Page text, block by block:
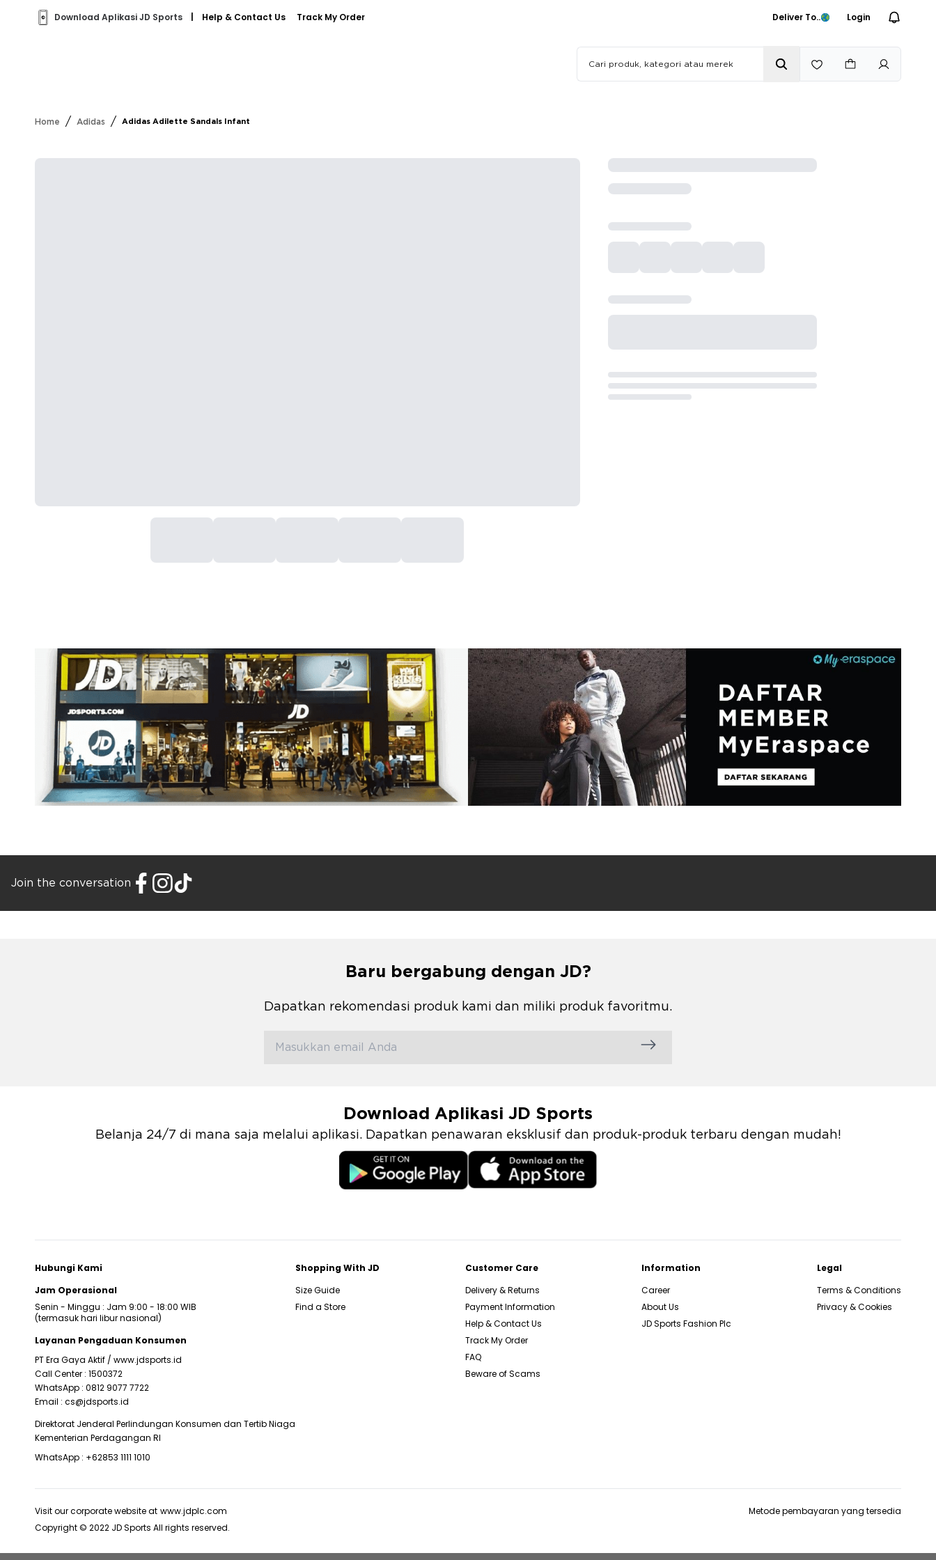
Download Aplikasi JD Sports Help & Contact Us Track My Order Deliver To.. Login
Home / Adidas / Adidas Adilette Sandals Infant
Join the conversation
Baru bergabung dengan JD?
Dapatkan rekomendasi produk kami dan miliki produk favoritmu.
Download Aplikasi JD Sports
Belanja 24/7 di mana saja melalui aplikasi. Dapatkan penawaran eksklusif dan produk-produk terbaru dengan mudah!
Hubungi Kami
Jam Operasional
Senin - Minggu : Jam 9:00 - 18:00 WIB
(termasuk hari libur nasional)
Layanan Pengaduan Konsumen
PT Era Gaya Aktif / www.jdsports.id
Call Center : 1500372
WhatsApp : 0812 9077 7722
Email : cs@jdsports.id
Direktorat Jenderal Perlindungan Konsumen dan Tertib Niaga
Kementerian Perdagangan RI
WhatsApp : +62853 1111 1010
Shopping With JD
Size Guide
Find a Store
Customer Care
Delivery & Returns
Payment Information
Help & Contact Us
Track My Order
FAQ
Beware of Scams
Information
Career
About Us
JD Sports Fashion Plc
Legal
Terms & Conditions
Privacy & Cookies
Visit our corporate website at www.jdplc.com
Copyright © 2022 JD Sports All rights reserved.
Metode pembayaran yang tersedia